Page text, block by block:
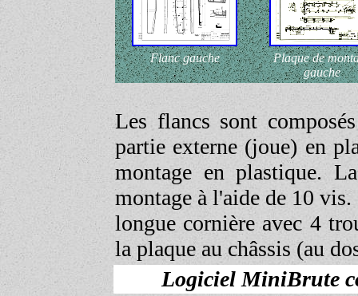
Flanc gauche
Plaque de
gauche
Les flancs sont
partie externe (joue) en
montage en plastique.
montage à l'aide de 10
longue cornière avec 4
la plaque au châssis (au
Logiciel MiniBrute